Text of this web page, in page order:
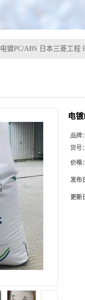
电镀PC/ABS 日本三菱工程
电
品牌：
货号：
价格：
发布
更新